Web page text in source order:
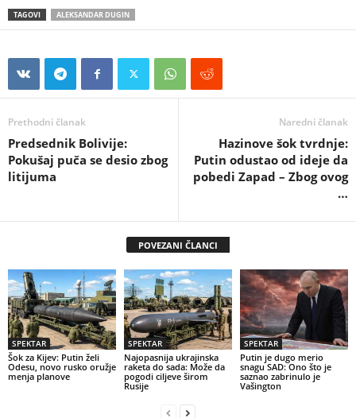
TAGOVI ALEKSANDAR DUGIN
Prethodni članak
Predsednik Bolivije:
Pokušaj puča se desio zbog
litijuma
Naredni članak
Hazinove šok tvrdnje:
Putin odustao od ideje da
pobedi Zapad – Zbog ovog
…
POVEZANI ČLANCI
SPEKTAR
Šok za Kijev: Putin želi
Odesu, novo rusko oružje
menja planove
SPEKTAR
Najopasnija ukrajinska
raketa do sada: Može da
pogodi ciljeve širom
Rusije
SPEKTAR
Putin je dugo merio
snagu SAD: Ono što je
saznao zabrinulo je
Vašington